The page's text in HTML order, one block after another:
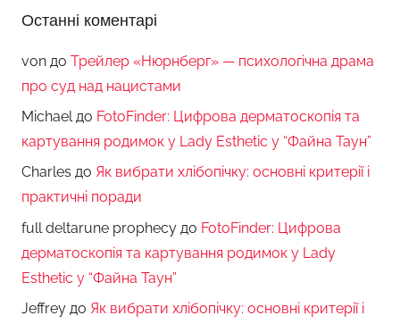
Останні коментарі
von до Трейлер «Нюрнберг» — психологічна драма
про суд над нацистами
Michaelдо FotoFinder: Цифрова дерматоскопія та
картування родимок у Lady Esthetic у “Файна Таун”
Charles до Як вибрати хлібопічку: основні критерії і
практичні поради
full deltarune prophecy до FotoFinder: Цифрова
дерматоскопія та картування родимок у Lady
Esthetic у “Файна Таун”
Jeffrey до Як вибрати хлібопічку: основні критерії і